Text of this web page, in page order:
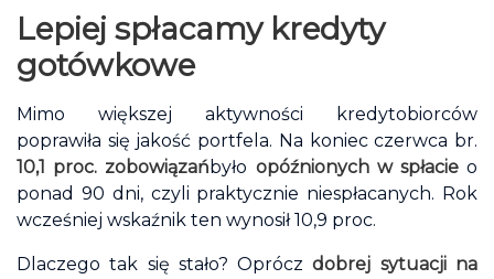
Lepiej spłacamy kredyty
gotówkowe
Mimo większej aktywności kredytobiorców
poprawiła się jakość portfela. Na koniec czerwca br.
10,1 proc. zobowiązańbyło opóźnionych w spłacieo
ponad 90 dni, czyli praktycznie niespłacanych. Rok
wcześniej wskaźnik ten wynosił 10,9 proc.
Dlaczego tak się stało? Opróczdobrej sytuacji na